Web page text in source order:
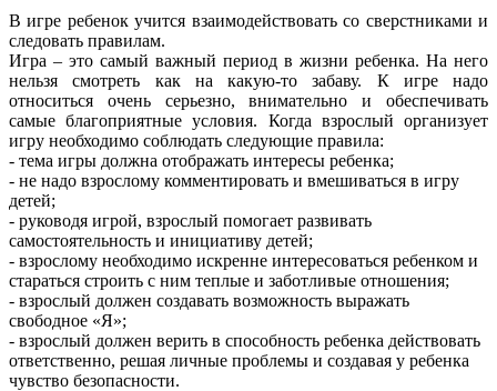
В игре ребенок учится взаимодействовать со сверстниками и
следовать правилам.
Игра – это самый важный период в жизни ребенка. На него
нельзя смотреть как на какую-то забаву. К игре надо
относиться очень серьезно, внимательно и обеспечивать
самые благоприятные условия. Когда взрослый организует
игру необходимо соблюдать следующие правила:
- тема игры должна отображать интересы ребенка;
- не надо взрослому комментировать и вмешиваться в игру
детей;
- руководя игрой, взрослый помогает развивать
самостоятельность и инициативу детей;
- взрослому необходимо искренне интересоваться ребенком и
стараться строить с ним теплые и заботливые отношения;
- взрослый должен создавать возможность выражать
свободное «Я»;
- взрослый должен верить в способность ребенка действовать
ответственно, решая личные проблемы и создавая у ребенка
чувство безопасности.